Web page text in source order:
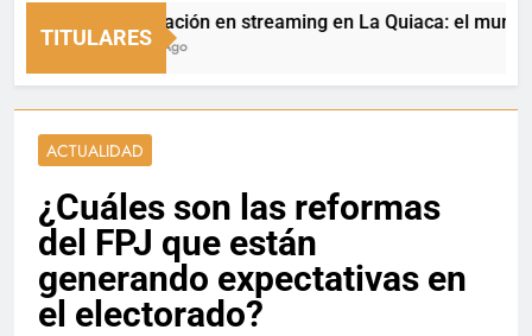
TITULARES
Capacitación en streaming en La Quiaca: el municipio
18 Horas Ago
ACTUALIDAD
¿Cuáles son las reformas
del FPJ que están
generando expectativas en
el electorado?